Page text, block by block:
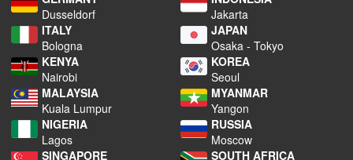
Dusseldorf
Jakarta
ITALY
Bologna
JAPAN
Osaka - Tokyo
KENYA
Nairobi
KOREA
Seoul
MALAYSIA
Kuala Lumpur
MYANMAR
Yangon
NIGERIA
Lagos
RUSSIA
Moscow
SINGAPORE
SOUTH AFRICA